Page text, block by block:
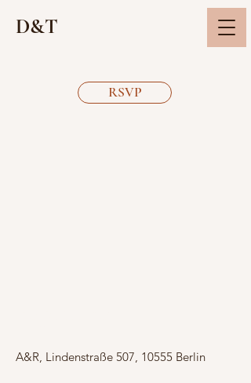
D&T
RSVP
A&R, Lindenstraße 507, 10555 Berlin